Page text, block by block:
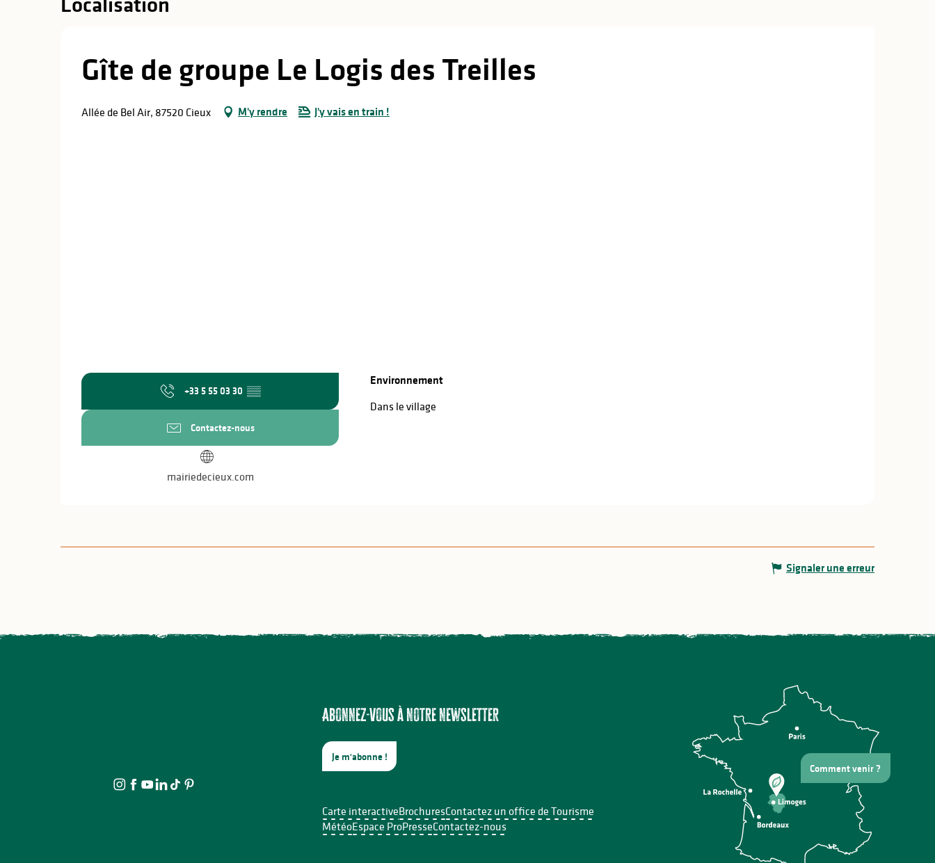
Gîte de groupe Le Logis des Treilles
Allée de Bel Air, 87520 Cieux M'y rendre J'y vais en train !
+33 5 55 03 30 ▒▒
Contactez-nous
mairiedecieux.com
Environnement
Environnement
Dans le village
Signaler une erreur
Abonnez-vous à notre newsletter
Je m'abonne !
Carte interactiveBrochuresContactez un office de Tourisme
MétéoEspace ProPresseContactez-nous
Comment venir ?